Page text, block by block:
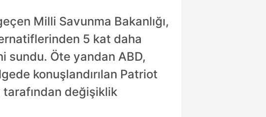
Milli Savunma Bakanlığı,
5 kat daha
sundu. Öte yandan ABD,
konuşlandırılan Patriot
değişiklik